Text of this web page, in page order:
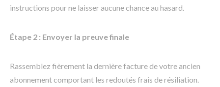
instructions pour ne laisser aucune chance au hasard.
Étape 2 : Envoyer la preuve finale
Rassemblez fièrement la dernière facture de votre ancien
abonnement comportant les redoutés frais de résiliation.